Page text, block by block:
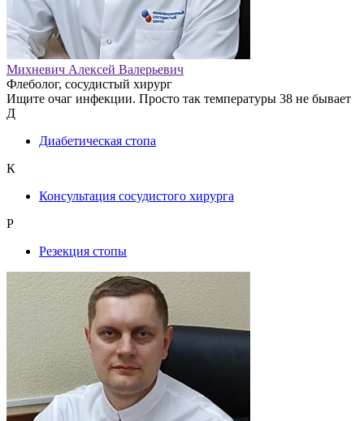
Михневич Алексей Валерьевич
Флеболог, сосудистый хирург
Ищите очаг инфекции. Просто так температуры 38 не бывает
Д
Диабетическая стопа
К
Консультация сосудистого хирурга
Р
Резекция стопы